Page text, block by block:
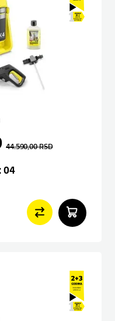
44.590,00RSD
04